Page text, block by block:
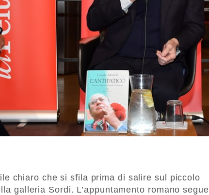
chiaro che si sfila prima di salire sul piccolo
galleria Sordi. L’appuntamento romano segue